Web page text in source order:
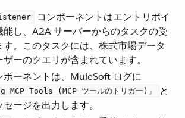
​ コンポーネントはエントリポイ
能し、A2A サーバーからのタスクの受
。このタスクには、株式市場データ
ーのクエリが含まれています。
ポーネントは、MuleSoft ログに​
MCP Tools (MCP ツールのトリガー)」
​と
ージを出力します。